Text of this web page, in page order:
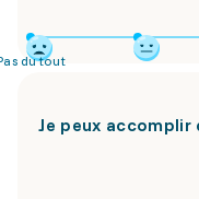
du tout
Je peux